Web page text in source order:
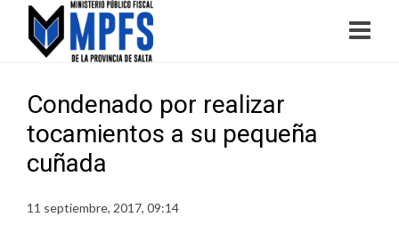
Condenado por realizar
tocamientos a su pequeña
cuñada
11 septiembre, 2017, 09:14